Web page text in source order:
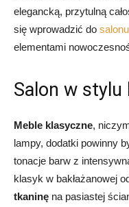
elegancką, przytulną
się wprowadzić do
elementami
Salon w stylu
Meble klasyczne,
lampy, dodatki powinny
tonacje barw z
klasyk w bakłażanowej
tkaninę na pasiastej